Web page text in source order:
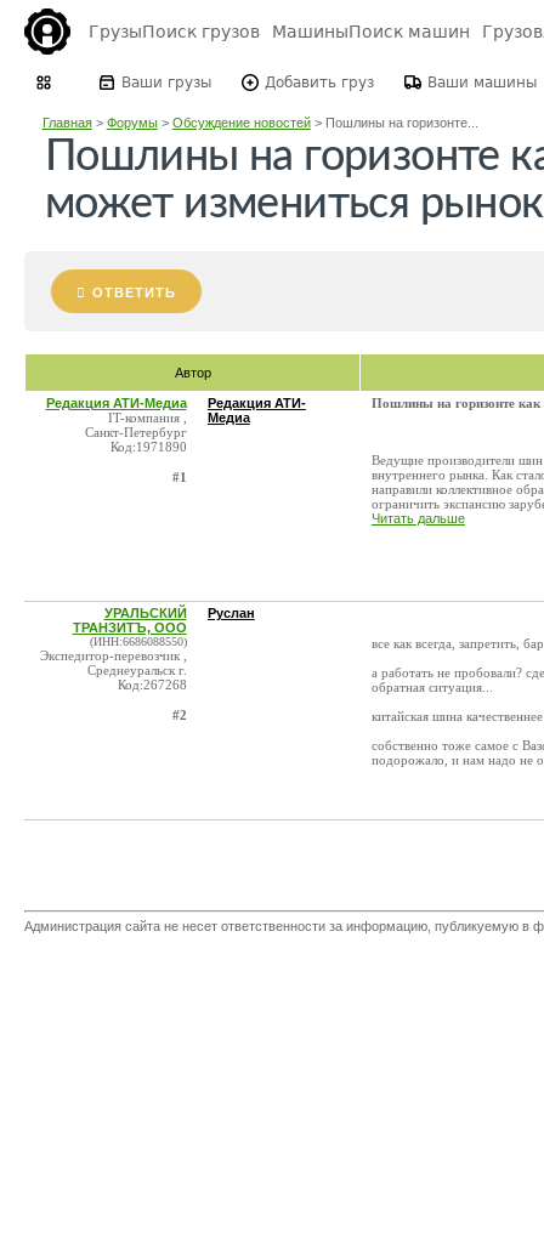
ГрузыПоиск грузов МашиныПоиск машин
Ваши грузы Добавить груз Ваши машины
Главная> Форумы> Обсуждение новостей> Пошлины на горизонте...
Пошлины на горизонте
может измениться
ОТВЕТИТЬ
Автор
Редакция АТИ-Медиа
IT-компания ,
Санкт-Петербург
Код:1971890
#1
Редакция АТИ-
Медиа
Пошлины на горизонте
Ведущие производители
внутреннего рынка. Как
направили коллективное
ограничить экспансию
Читать дальше
УРАЛЬСКИЙ
ТРАНЗИТЪ, ООО
(ИНН:6686088550)
Экспедитор-перевозчик ,
Среднеуральск г.
Код:267268
#2
Руслан
все как всегда, запретить,
а работать не пробовали?
обратная ситуация...
китайская шина
собственно тоже самое с
подорожало, и нам надо не
Администрация сайта не несет ответственности за информацию, публикуемую